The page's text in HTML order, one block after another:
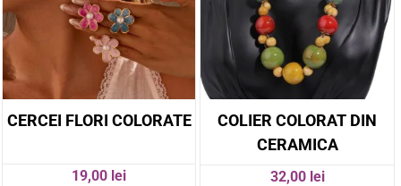
CERCEI FLORI COLORATE
19,00 lei
COLIER COLORAT DIN
CERAMICA
32,00 lei